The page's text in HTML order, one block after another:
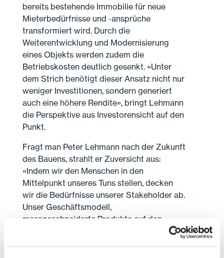
bereits bestehende Immobilie für neue
Mieterbedürfnisse und -ansprüche
transformiert wird. Durch die
Weiterentwicklung und Modernisierung
eines Objekts werden zudem die
Betriebskosten deutlich gesenkt. «Unter
dem Strich benötigt dieser Ansatz nicht nur
weniger Investitionen, sondern generiert
auch eine höhere Rendite», bringt Lehmann
die Perspektive aus Investorensicht auf den
Punkt.
Fragt man Peter Lehmann nach der Zukunft
des Bauens, strahlt er Zuversicht aus:
«Indem wir den Menschen in den
Mittelpunkt unseres Tuns stellen, decken
wir die Bedürfnisse unserer Stakeholder ab.
Unser Geschäftsmodell,
massgeschneiderte Produkte auf den
Markt zu bringen, stellt zudem sicher, dass